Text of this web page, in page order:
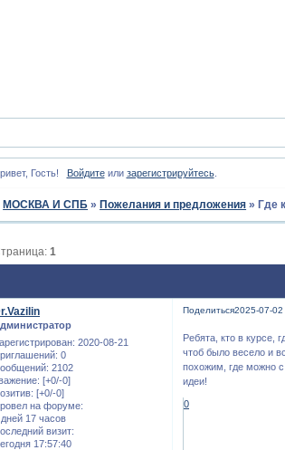
Гость! Войдитеили зарегистрируйтесь.
МОСКВА И СПБ » Пожелания и предложения » Где
1
Поделиться2025-07-
: 2020-08-21
0
2102
[+0/-0]
[+0/-0]
на форуме:
17 часов
визит:
17:57:40
Ребята, кто в курсе,
чтоб было весело и
похожим, где можно с
идеи!
0